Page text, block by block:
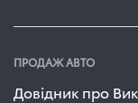
ПРОДАЖ АВТО
Довідник про